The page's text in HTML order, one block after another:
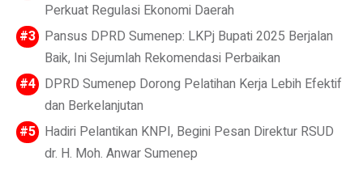
Perkuat Regulasi Ekonomi Daerah
Pansus DPRD Sumenep: LKPj Bupati 2025 Berjalan
Baik, Ini Sejumlah Rekomendasi Perbaikan
DPRD Sumenep Dorong Pelatihan Kerja Lebih Efektif
dan Berkelanjutan
Hadiri Pelantikan KNPI, Begini Pesan Direktur RSUD
dr. H. Moh. Anwar Sumenep